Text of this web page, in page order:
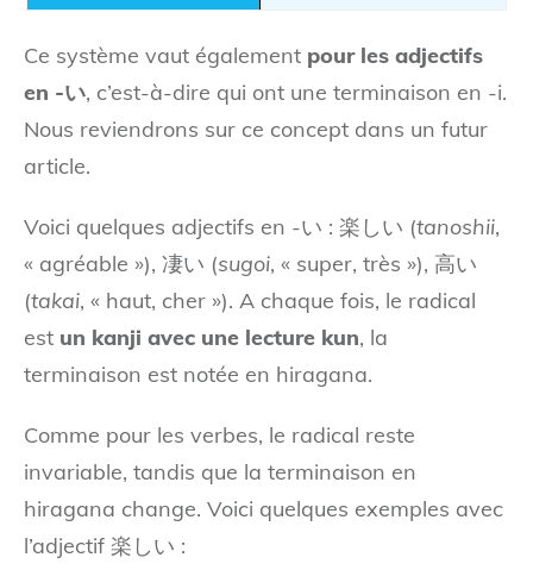
Ce système vaut également pour les adjectifs
en -い, c’est-à-dire qui ont une terminaison en -i.
Nous reviendrons sur ce concept dans un futur
article.
Voici quelques adjectifs en -い : 楽しい (tanoshii,
« agréable »), 凄い (sugoi, « super, très »), 高い
(takai, « haut, cher »). A chaque fois, le radical
est un kanji avec une lecture kun, la
terminaison est notée en hiragana.
Comme pour les verbes, le radical reste
invariable, tandis que la terminaison en
hiragana change. Voici quelques exemples avec
l’adjectif 楽しい :